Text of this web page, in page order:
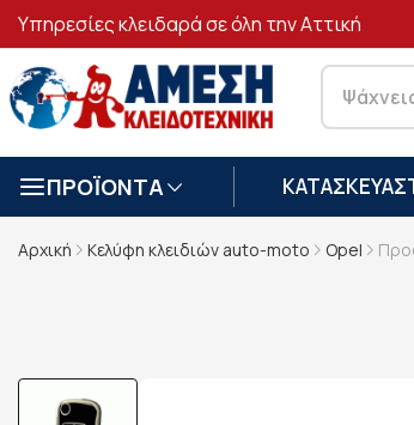
Υπηρεσίες κλειδαρά σε όλη την Αττική
ΑΣΦΑΛΕΙΣ ΣΥΝΑΛΛΑΓΕΣ
ΠΡΟΪΟΝΤΑ
Αρχική Κελύφη κλειδιών auto-moto Opel